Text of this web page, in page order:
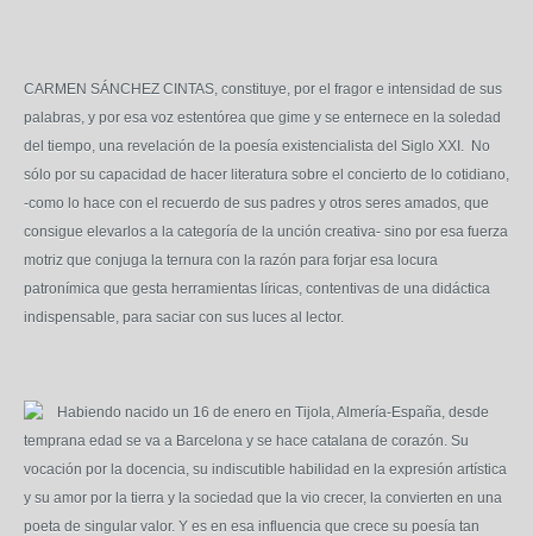
CARMEN SÁNCHEZ CINTAS, constituye, por el fragor e intensidad de sus
palabras, y por esa voz estentórea que gime y se enternece en la soledad
del tiempo, una revelación de la poesía existencialista del Siglo XXI. No
sólo por su capacidad de hacer literatura sobre el concierto de lo cotidiano,
-como lo hace con el recuerdo de sus padres y otros seres amados, que
consigue elevarlos a la categoría de la unción creativa- sino por esa fuerza
motriz que conjuga la ternura con la razón para forjar esa locura
patronímica que gesta herramientas líricas, contentivas de una didáctica
indispensable, para saciar con sus luces al lector.
Habiendo nacido un 16 de enero en Tijola, Almería-España, desde
temprana edad se va a Barcelona y se hace catalana de corazón. Su
vocación por la docencia, su indiscutible habilidad en la expresión artística
y su amor por la tierra y la sociedad que la vio crecer, la convierten en una
poeta de singular valor. Y es en esa influencia que crece su poesía tan